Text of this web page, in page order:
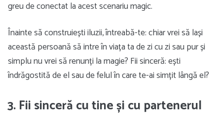
greu de conectat la acest scenariu magic.
Înainte să construiești iluzii, întreabă-te: chiar vrei să lași
această persoană să intre în viața ta de zi cu zi sau pur și
simplu nu vrei să renunți la magie? Fii sinceră: ești
îndrăgostită de el sau de felul în care te-ai simțit lângă el?
3. Fii sinceră cu tine și cu partenerul